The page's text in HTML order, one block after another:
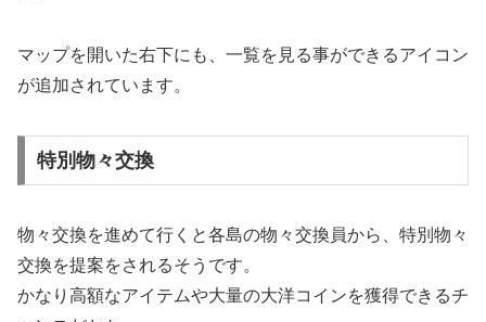
マップを開いた右下にも、一覧を見る事ができるアイコン
が追加されています。
特別物々交換
物々交換を進めて行くと各島の物々交換員から、特別物々
交換を提案をされるそうです。
かなり高額なアイテムや大量の大洋コインを獲得できるチ